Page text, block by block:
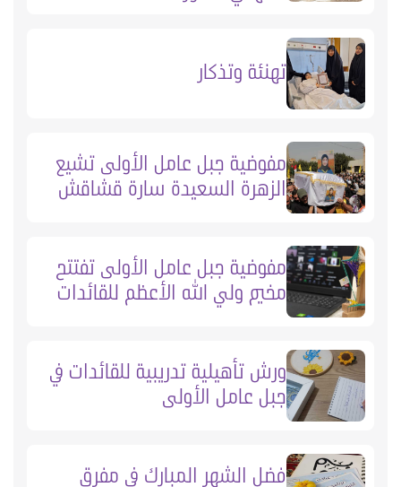
تهنئة وتذكار
مفوضية جبل عامل الأولى تشيع
الزهرة السعيدة سارة قشاقش
مفوضية جبل عامل الأولى تفتتح
مخيم ولي الله الأعظم للقائدات
ورش تأهيلية تدريبية للقائدات في
جبل عامل الأولى
فضل الشهر المبارك في مفرق